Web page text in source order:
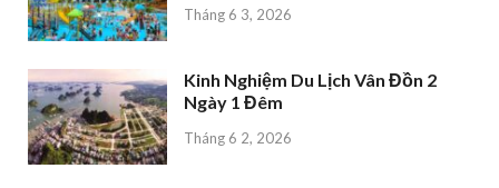
Tháng 6 3, 2026
Kinh Nghiệm Du Lịch Vân Đồn 2
Ngày 1 Đêm
Tháng 6 2, 2026